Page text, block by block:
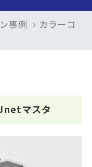
事例
カラーコ
マスタ